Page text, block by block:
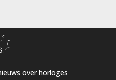
over horloges